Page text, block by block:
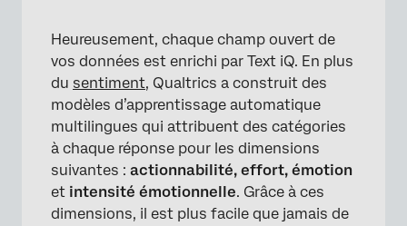
Heureusement, chaque champ ouvert de
vos données est enrichi par Text iQ. En plus
du sentiment, Qualtrics a construit des
modèles d’apprentissage automatique
multilingues qui attribuent des catégories
à chaque réponse pour les dimensions
suivantes : actionnabilité, effort, émotion
et intensité émotionnelle. Grâce à ces
dimensions, il est plus facile que jamais de